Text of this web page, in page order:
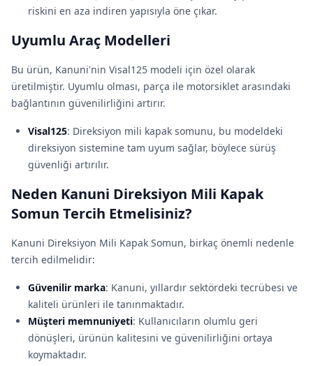
riskini en aza indiren yapısıyla öne çıkar.
Uyumlu Araç Modelleri
Bu ürün, Kanuni'nin Visal125 modeli için özel olarak
üretilmiştir. Uyumlu olması, parça ile motorsiklet arasındaki
bağlantının güvenilirliğini artırır.
Visal125: Direksiyon mili kapak somunu, bu modeldeki
direksiyon sistemine tam uyum sağlar, böylece sürüş
güvenliği artırılır.
Neden Kanuni Direksiyon Mili Kapak
Somun Tercih Etmelisiniz?
Kanuni Direksiyon Mili Kapak Somun, birkaç önemli nedenle
tercih edilmelidir:
Güvenilir marka: Kanuni, yıllardır sektördeki tecrübesi ve
kaliteli ürünleri ile tanınmaktadır.
Müşteri memnuniyeti: Kullanıcıların olumlu geri
dönüşleri, ürünün kalitesini ve güvenilirliğini ortaya
koymaktadır.